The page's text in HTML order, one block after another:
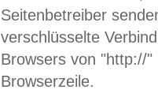
Seitenbetreiber
verschlüsselte
Browsers von "http://
Browserzeile.